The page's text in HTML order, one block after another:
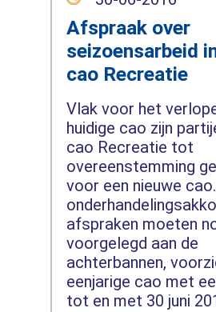
Afspraak over
seizoensarbeid
cao Recreatie
Vlak voor het
huidige cao zijn
cao Recreatie tot
overeenstemming
voor een nieuwe
afspraken moeten
voorgelegd aan de
achterbannen,
eenjarige cao met
tot en met 30 juni